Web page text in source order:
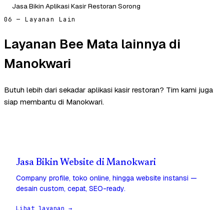
Jasa Bikin Aplikasi Kasir Restoran Sorong
06 — Layanan Lain
Layanan Bee Mata lainnya di
Manokwari
Butuh lebih dari sekadar aplikasi kasir restoran? Tim kami juga
siap membantu di Manokwari.
Jasa Bikin Website di Manokwari
Company profile, toko online, hingga website instansi —
desain custom, cepat, SEO-ready.